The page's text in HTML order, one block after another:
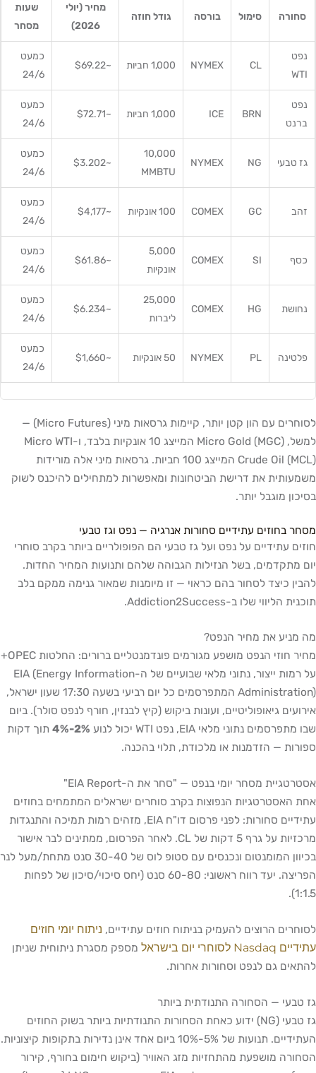
סחורה סימול בורסה גודל חוזה
מחיר (יולי
2026)
שעות
מסחר
נפט
WTI
CL
NYMEX 1,000 חביות ~$69.22
כמעט
24/6
נפט
ברנט
BRN
ICE 1,000 חביות ~$72.71
כמעט
24/6
גז טבעי NG
NYMEX
10,000
MMBTU
~$3.202
כמעט
24/6
זהב GC
COMEX 100 אונקיות ~$4,177
כמעט
24/6
כסף SI
COMEX
5,000
אונקיות
~$61.86
כמעט
24/6
נחושת HG
COMEX
25,000
ליברות
~$6.234
כמעט
24/6
פלטינה PL
NYMEX 50 אונקיות ~$1,660
כמעט
24/6
לסוחרים עם הון קטן יותר, קיימות גרסאות מיני (Micro Futures) —
למשל, Micro Gold (MGC) המייצג 10 אונקיות בלבד, ו-Micro WTI
Crude Oil (MCL) המייצג 100 חביות. גרסאות מיני אלה מורידות
משמעותית את דרישת הביטחונות ומאפשרות למתחילים להיכנס לשוק
בסיכון מוגבל יותר.
מסחר בחוזים עתידיים סחורות אנרגיה — נפט וגז טבעי
חוזים עתידיים על נפט ועל גז טבעי הם הפופולריים ביותר בקרב סוחרי
יום מתקדמים, בשל הנזילות הגבוהה שלהם ותנועות המחיר החדות.
להבין כיצד לסחור בהם כראוי — זו מיומנות שמאור גנימה ממקם בלב
תוכנית הליווי שלו ב-Addiction2Success.
מה מניע את מחיר הנפט?
מחיר חוזי הנפט מושפע מגורמים פונדמנטליים ברורים: החלטות OPEC+
על רמות ייצור, נתוני מלאי שבועיים של ה-EIA (Energy Information
Administration) המתפרסמים כל יום רביעי בשעה 17:30 שעון ישראל,
אירועים גיאופוליטיים, ועונות ביקוש (קיץ לבנזין, חורף לנפט סולר). ביום
שבו מתפרסמים נתוני מלאי EIA, נפט WTI יכול לנוע
2%-4%
תוך דקות
ספורות — הזדמנות או מלכודת, תלוי בהכנה.
אסטרטגיית מסחר יומי בנפט — "סחר את ה-EIA Report"
אחת האסטרטגיות הנפוצות בקרב סוחרים ישראלים המתמחים בחוזים
עתידיים סחורות: לפני פרסום דו"ח EIA, מזהים רמות תמיכה והתנגדות
מרכזיות על גרף 5 דקות של CL. לאחר הפרסום, ממתינים לבר אישור
בכיוון המומנטום ונכנסים עם סטופ לוס של 30-40 סנט מתחת/מעל לנר
הפריצה. יעד רווח ראשוני: 60-80 סנט (יחס סיכוי/סיכון של לפחות
1:1.5).
לסוחרים הרוצים להעמיק בניתוח חוזים עתידיים, ניתוח יומי חוזים
עתידיים Nasdaq לסוחרי יום בישראל
מספק מסגרת ניתוחית שניתן
להתאים גם לנפט וסחורות אחרות.
גז טבעי — הסחורה התנודתית ביותר
גז טבעי (NG) ידוע כאחת הסחורות התנודתיות ביותר בשוק החוזים
העתידיים. תנועות של 5%-10% ביום אחד אינן נדירות בתקופות קיצוניות.
הסחורה מושפעת מהתחזיות מזג האוויר (ביקוש חימום בחורף, קירור